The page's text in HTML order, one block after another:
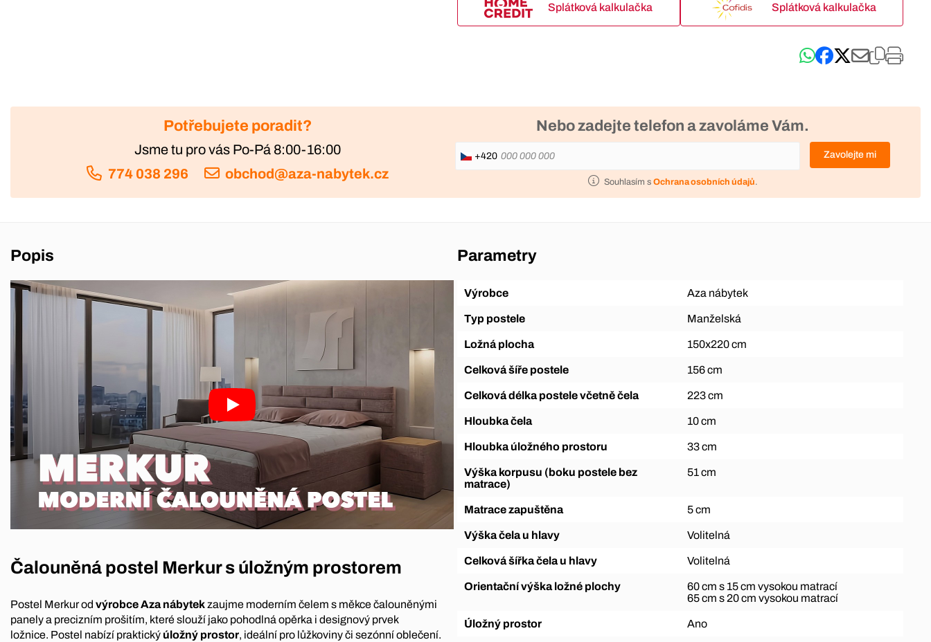
Splátková kalkulačka Splátková kalkulačka
Potřebujete poradit?
Jsme tu pro vás Po-Pá 8:00-16:00
774 038 296
obchod@aza-nabytek.cz
Nebo zadejte telefon a zavoláme Vám.
+420 Zavolejte mi
Souhlasím s Ochrana osobních údajů.
Popis
Čalouněná postel Merkur s úložným prostorem
Postel Merkur od výrobce Aza nábytekzaujme moderním čelem s měkce čalouněnými
panely a precizním prošitím, které slouží jako pohodlná opěrka i designový prvek
ložnice. Postel nabízí praktický úložný prostor, ideální pro lůžkoviny či sezónní oblečení.
Parametry
Výrobce Aza nábytek
Typ postele Manželská
Ložná plocha 150x220 cm
Celková šíře postele 156 cm
Celková délka postele včetně čela 223 cm
Hloubka čela 10 cm
Hloubka úložného prostoru 33 cm
Výška korpusu (boku postele bez
matrace)
51 cm
Matrace zapuštěna 5 cm
Výška čela u hlavy Volitelná
Celková šířka čela u hlavy Volitelná
Orientační výška ložné plochy
60 cm s 15 cm vysokou matrací
65 cm s 20 cm vysokou matrací
Úložný prostor Ano